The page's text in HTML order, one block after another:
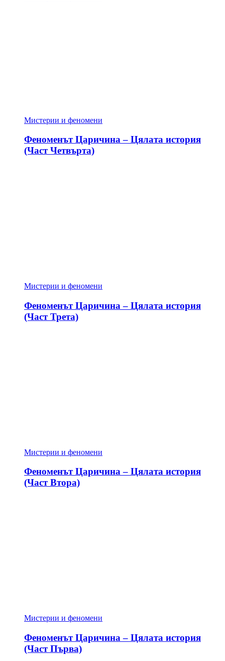
Мистерии и феномени
Феноменът Царичина – Цялата история
(Част Четвърта)
Мистерии и феномени
Феноменът Царичина – Цялата история
(Част Трета)
Мистерии и феномени
Феноменът Царичина – Цялата история
(Част Втора)
Мистерии и феномени
Феноменът Царичина – Цялата история
(Част Първа)